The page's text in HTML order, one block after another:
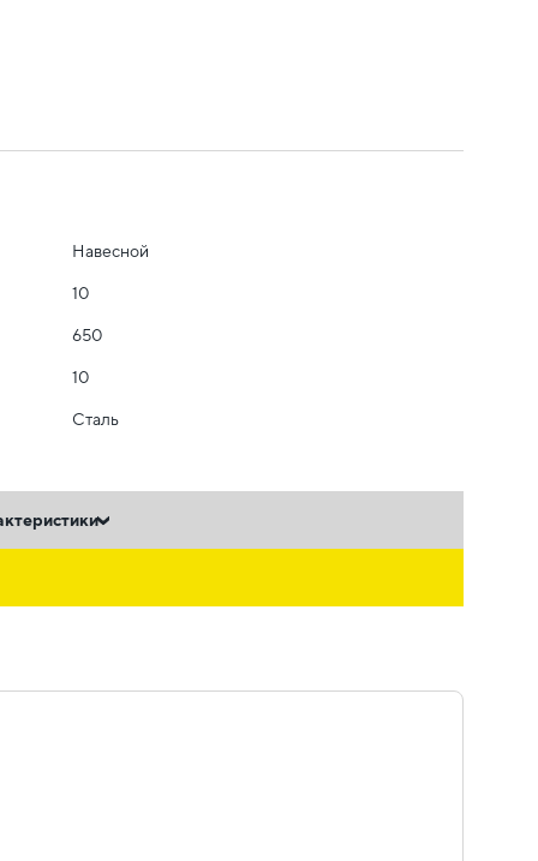
Навесной
10
650
10
Сталь